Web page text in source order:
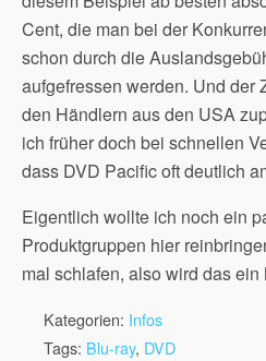
Cent, die man bei der
schon durch die
aufgefressen werden. Und der
den Händlern aus den USA
ich früher doch bei schnellen
dass DVD Pacific oft deutlich
Eigentlich wollte ich noch ein
Produktgruppen hier
mal schlafen, also wird das ein
Kategorien: Infos
Tags: Blu-ray, DVD